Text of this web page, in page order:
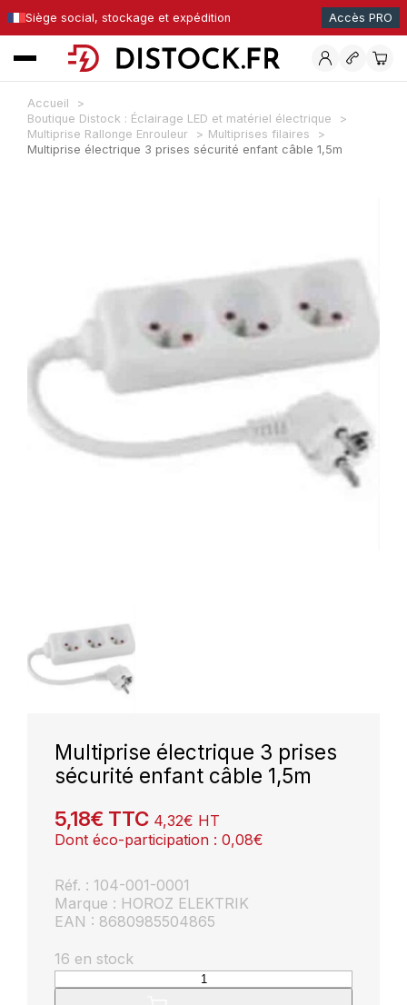
Siège social, stockage et expédition Accès PRO
Accueil
Boutique Distock : Éclairage LED et matériel électrique
Multiprise Rallonge Enrouleur
Multiprises filaires
Multiprise électrique 3 prises sécurité enfant câble 1,5m
Multiprise électrique 3 prises
sécurité enfant câble 1,5m
5,18€ TTC 4,32€ HT
Dont éco-participation : 0,08€
Réf. : 104-001-0001
Marque : HOROZ ELEKTRIK
EAN : 8680985504865
16 en stock
quantité
de